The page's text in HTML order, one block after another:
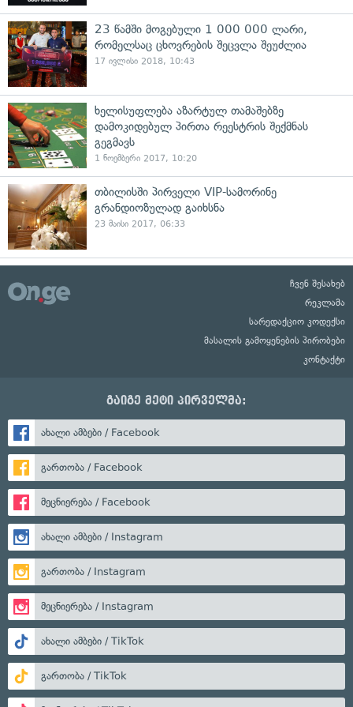
23 წამში მოგებული 1 000 000 ლარი,
რომელსაც ცხოვრების შეცვლა შეუძლია
17 ივლისი 2018, 10:43
ხელისუფლება აზარტულ თამაშებზე
დამოკიდებულ პირთა რეესტრის შექმნას
გეგმავს
1 ნოემბერი 2017, 10:20
თბილისში პირველი VIP-სამორინე
გრანდიოზულად გაიხსნა
23 მაისი 2017, 06:33
ჩვენ შესახებ
რეკლამა
სარედაქციო კოდექსი
მასალის გამოყენების პირობები
კონტაქტი
გაიგე მეტი პირველმა:
ახალი ამბები / Facebook
გართობა / Facebook
მეცნიერება / Facebook
ახალი ამბები / Instagram
გართობა / Instagram
მეცნიერება / Instagram
ახალი ამბები / TikTok
გართობა / TikTok